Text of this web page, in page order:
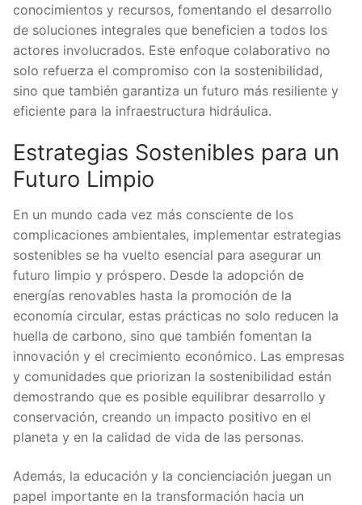
conocimientos y recursos, fomentando el desarrollo
de soluciones integrales que beneficien a todos los
actores involucrados. Este enfoque colaborativo no
solo refuerza el compromiso con la sostenibilidad,
sino que también garantiza un futuro más resiliente y
eficiente para la infraestructura hidráulica.
Estrategias Sostenibles para un
Futuro Limpio
En un mundo cada vez más consciente de los
complicaciones ambientales, implementar estrategias
sostenibles se ha vuelto esencial para asegurar un
futuro limpio y próspero. Desde la adopción de
energías renovables hasta la promoción de la
economía circular, estas prácticas no solo reducen la
huella de carbono, sino que también fomentan la
innovación y el crecimiento económico. Las empresas
y comunidades que priorizan la sostenibilidad están
demostrando que es posible equilibrar desarrollo y
conservación, creando un impacto positivo en el
planeta y en la calidad de vida de las personas.
Además, la educación y la concienciación juegan un
papel importante en la transformación hacia un